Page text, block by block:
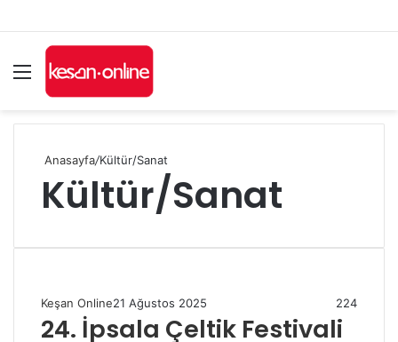
Menü
Anasayfa/Kültür/Sanat
Kültür/Sanat
Keşan Online21 Ağustos 2025 224
24. İpsala Çeltik Festivali